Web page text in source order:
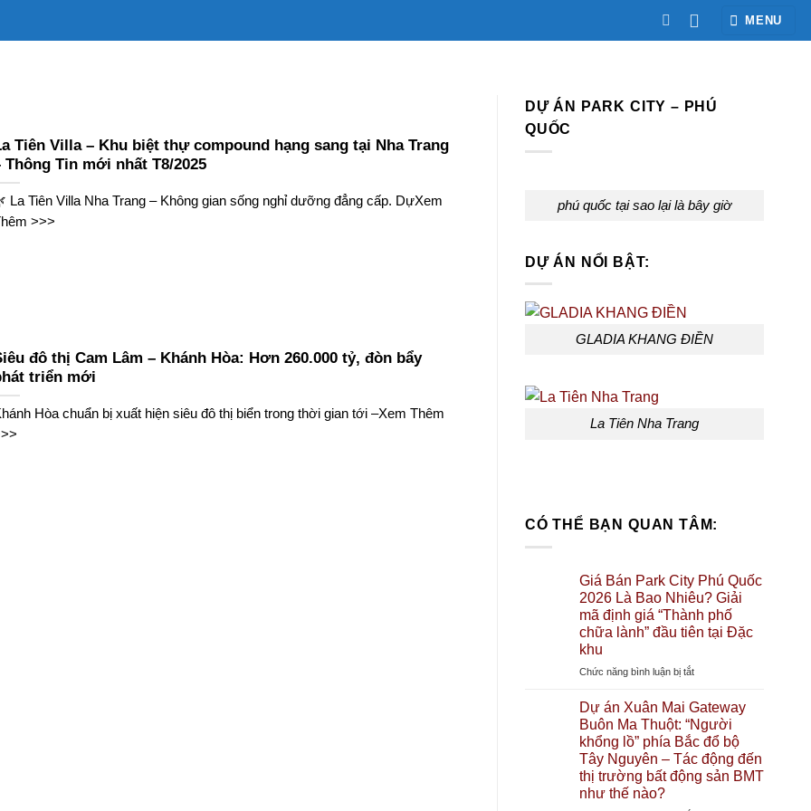
MENU
Tiên Villa – Khu biệt thự compound hạng sang tại Nha Trang
Thông Tin mới nhất T8/2025
La Tiên Villa Nha Trang – Không gian sống nghỉ dưỡng đẳng cấp. DựXem
>>>
đô thị Cam Lâm – Khánh Hòa: Hơn 260.000 tỷ, đòn bẩy
triển mới
Hòa chuẩn bị xuất hiện siêu đô thị biển trong thời gian tới –Xem Thêm
DỰ ÁN PARK CITY – PHÚ
QUỐC
phú quốc tại sao lại là bây giờ
DỰ ÁN NỔI BẬT:
GLADIA KHANG ĐIỀN
La Tiên Nha Trang
CÓ THỂ BẠN QUAN TÂM:
Giá Bán Park City Phú Quốc
2026 Là Bao Nhiêu? Giải
mã định giá “Thành phố
chữa lành” đầu tiên tại Đặc
khu
Chức năng bình luận bị tắtở
Bán
Park
City
Phú
Quốc
2026
Dự án Xuân Mai Gateway
Buôn Ma Thuột: “Người
khổng lồ” phía Bắc đổ bộ
Tây Nguyên – Tác động đến
thị trường bất động sản BMT
như thế nào?